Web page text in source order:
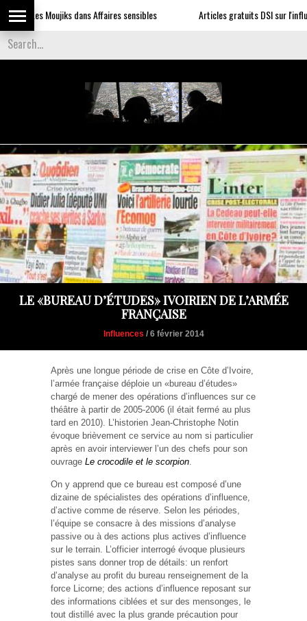
Les Moujiks dans Affaires sensibles Articles gratuits DSI sur l'influence
LE «BUREAU D’ÉTUDES» IVOIRIEN DE L’ARMÉE
FRANÇAISE
Influences / 6 février 2014
Après une longue période de crise en Côte d’Ivoire,
l’armée française déploie un «bureau d’études»
chargé de mener des opérations d’influences sur ce
théâtre à partir de 2005-2006 (il était fermé au plus
tard en 2010). L’historien Jean-Christophe Notin
évoque brièvement ce service au nom si particulier
après en avoir interviewer l’un des chefs pour son
ouvrage Le crocodile et le scorpion
On y apprend que ce bureau est composé d’une
dizaine de spécialistes des opérations d’influence,
d’active comme de réserve. Selon les périodes,
l’équipe se consacre à des missions d’analyse
passive ou à des actions plus actives d’influence
sur le terrain. L’officier interrogé évoque plusieurs
pistes sans donner trop de détails: un renfort
d’analyse au profit du bureau renseignement de la
force Licorne; des actions d’influence reposant sur
des informations ciblées et sur des mensonges, le
tout distillé avec la plus grande précaution pour